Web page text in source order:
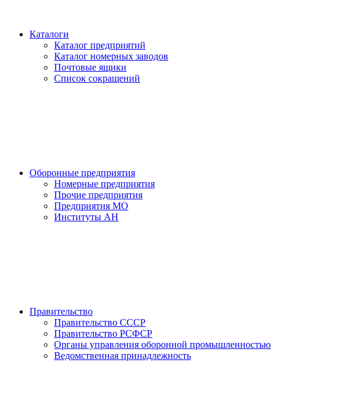
Каталоги
Каталог предприятий
Каталог номерных заводов
Почтовые ящики
Список сокращений
Оборонные предприятия
Номерные предприятия
Прочие предприятия
Предприятия МО
Институты АН
Правительство
Правительство СССР
Правительство РСФСР
Органы управления оборонной промышленностью
Ведомственная принадлежность